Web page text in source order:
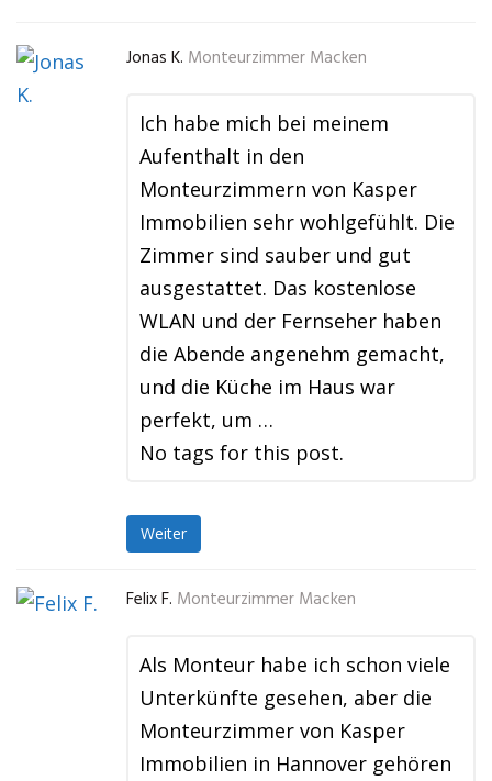
Jonas K. Monteurzimmer Macken
Ich habe mich bei meinem
Aufenthalt in den
Monteurzimmern von Kasper
Immobilien sehr wohlgefühlt. Die
Zimmer sind sauber und gut
ausgestattet. Das kostenlose
WLAN und der Fernseher haben
die Abende angenehm gemacht,
und die Küche im Haus war
perfekt, um …
No tags for this post.
Weiter
Felix F. Monteurzimmer Macken
Als Monteur habe ich schon viele
Unterkünfte gesehen, aber die
Monteurzimmer von Kasper
Immobilien in Hannover gehören